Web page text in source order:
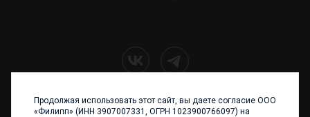
+7 (4012) 960 898
Продолжая использовать этот сайт, вы даете согласие ООО
«Филипп» (ИНН 3907007331, ОГРН 1023900766097) на